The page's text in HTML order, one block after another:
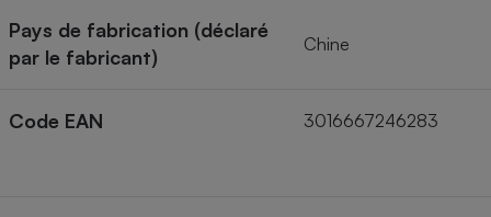
Pays de fabrication (déclaré
par le fabricant)
Chine
Code EAN 3016667246283